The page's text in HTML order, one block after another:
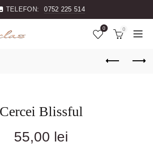
TELEFON: 0752 225 514
0 0
Cercei Blissful
55,00 lei